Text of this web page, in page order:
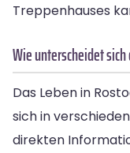
Treppenhauses
Wie unterscheidet
Das Leben in
sich in
direkten